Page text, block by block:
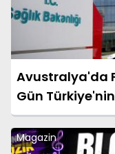
Avustralya'da
Gün
Çok Daha İyi
Magazin